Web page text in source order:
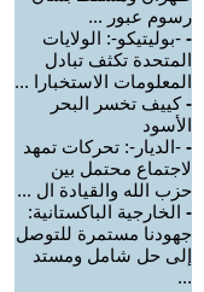
رسوم عبور ...
- -بوليتيكو-: الولايات
المتحدة تكثف تبادل
المعلومات الاستخبارا ...
-كييف تخسر البحر
الأسود
- -الديار-: تحركات تمهد
لاجتماع محتمل بين
حزب الله والقيادة ال ...
- الخارجية الباكستانية:
جهودنا مستمرة للتوصل
إلى حل شامل ومستد
...